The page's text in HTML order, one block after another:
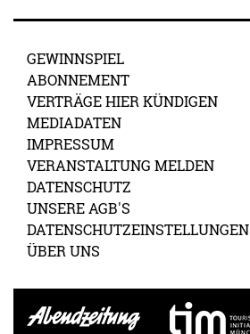
GEWINNSPIEL
ABONNEMENT
VERTRÄGE HIER KÜNDIGEN
MEDIADATEN
IMPRESSUM
VERANSTALTUNG MELDEN
DATENSCHUTZ
UNSERE AGB'S
DATENSCHUTZEINSTELLUNGEN
ÜBER UNS